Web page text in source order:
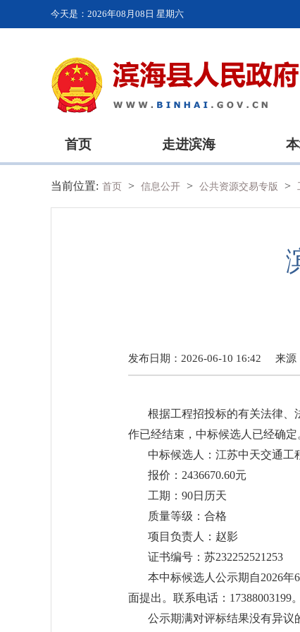
今天是： 2026年08月08日 星期六
首页 走进滨海
当前位置: 首页 > 信息公开 > 公共资源交易专版 >
发布日期：2026-06-10 16:42 来源
根据工程招投标的有关法律、
作已经结束，中标候选人已经确定
中标候选人：江苏中天交通工
报价：2436670.60元
工期：90日历天
质量等级：合格
项目负责人：赵影
证书编号：苏232252521253
本中标候选人公示期自2026
面提出。联系电话：17388003199。
公示期满对评标结果没有异议